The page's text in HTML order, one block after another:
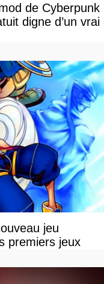
de Cyberpunk
digne d’un vrai
jeu
premiers jeux